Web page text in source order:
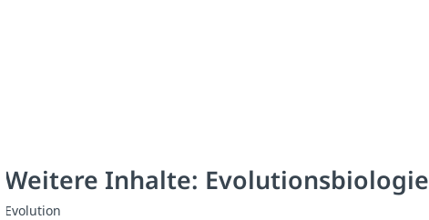
Weitere Inhalte: Evolutionsbiologie
Evolution